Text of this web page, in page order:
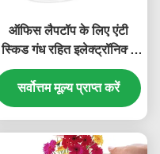
ऑफिस लैपटॉप के लिए एंटी
स्किड गंध रहित इलेक्ट्रॉनिक्स
सिलिकॉन केस कलाई पैड
सर्वोत्तम मूल्य प्राप्त करें